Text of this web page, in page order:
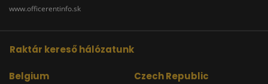
www.officerentinfo.sk
Raktár kereső hálózatunk
Belgium Czech Republic